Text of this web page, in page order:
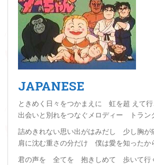
JAPANESE
ときめく日々をつかまえに 虹を超 えて行
出会いと別れをつなぐメロディー トラン
詰めきれない思い出がはみだし 少し胸が
肩に沈む重さの分だけ 僕は愛を知ったか
君の声を 全てを 抱きしめて 歩いて行